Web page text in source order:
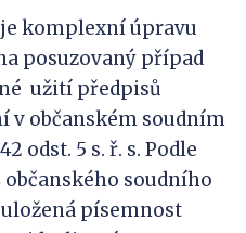
komplexní úpravu
posuzovaný případ
užití předpisů
v občanském soudním
odst. 5 s. ř. s. Podle
soudního
písemnost